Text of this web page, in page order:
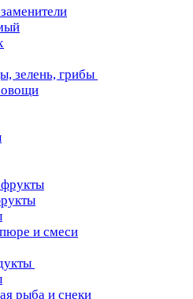
зелень, грибы
и смеси
рыба и снеки